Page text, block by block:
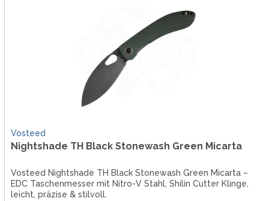
Vosteed
Nightshade TH Black Stonewash Green Micarta
Vosteed Nightshade TH Black Stonewash Green Micarta –
EDC Taschenmesser mit Nitro-V Stahl, Shilin Cutter Klinge,
leicht, präzise & stilvoll.